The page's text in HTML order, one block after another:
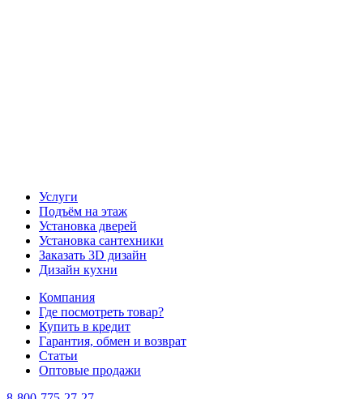
Услуги
Подъём на этаж
Установка дверей
Установка сантехники
Заказать 3D дизайн
Дизайн кухни
Компания
Где посмотреть товар?
Купить в кредит
Гарантия, обмен и возврат
Статьи
Оптовые продажи